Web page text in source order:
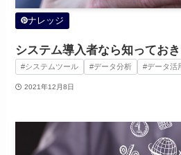
ナレッジ
システム導入者なら知ってお
#システムツール #データ分析 #データ活
2021年12月8日